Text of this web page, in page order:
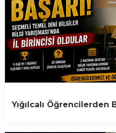
Yığılcalı Öğrencilerden